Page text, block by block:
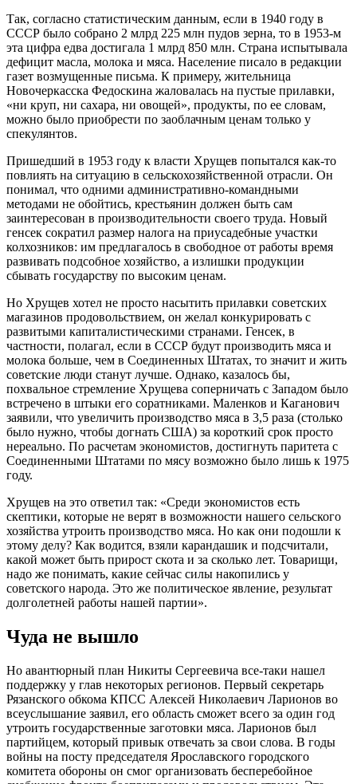
Так, согласно статистическим данным, если в 1940 году в
СССР было собрано 2 млрд 225 млн пудов зерна, то в 1953-м
эта цифра едва достигала 1 млрд 850 млн. Страна испытывала
дефицит масла, молока и мяса. Население писало в редакции
газет возмущенные письма. К примеру, жительница
Новочеркасска Федоскина жаловалась на пустые прилавки,
«ни круп, ни сахара, ни овощей», продукты, по ее словам,
можно было приобрести по заоблачным ценам только у
спекулянтов.
Пришедший в 1953 году к власти Хрущев попытался как-то
повлиять на ситуацию в сельскохозяйственной отрасли. Он
понимал, что одними административно-командными
методами не обойтись, крестьянин должен быть сам
заинтересован в производительности своего труда. Новый
генсек сократил размер налога на приусадебные участки
колхозников: им предлагалось в свободное от работы время
развивать подсобное хозяйство, а излишки продукции
сбывать государству по высоким ценам.
Но Хрущев хотел не просто насытить прилавки советских
магазинов продовольствием, он желал конкурировать с
развитыми капиталистическими странами. Генсек, в
частности, полагал, если в СССР будут производить мяса и
молока больше, чем в Соединенных Штатах, то значит и жить
советские люди станут лучше. Однако, казалось бы,
похвальное стремление Хрущева соперничать с Западом было
встречено в штыки его соратниками. Маленков и Каганович
заявили, что увеличить производство мяса в 3,5 раза (столько
было нужно, чтобы догнать США) за короткий срок просто
нереально. По расчетам экономистов, достигнуть паритета с
Соединенными Штатами по мясу возможно было лишь к 1975
году.
Хрущев на это ответил так: «Среди экономистов есть
скептики, которые не верят в возможности нашего сельского
хозяйства утроить производство мяса. Но как они подошли к
этому делу? Как водится, взяли карандашик и подсчитали,
какой может быть прирост скота и за сколько лет. Товарищи,
надо же понимать, какие сейчас силы накопились у
советского народа. Это же политическое явление, результат
долголетней работы нашей партии».
Чуда не вышло
Но авантюрный план Никиты Сергеевича все-таки нашел
поддержку у глав некоторых регионов. Первый секретарь
Рязанского обкома КПСС Алексей Николаевич Ларионов во
всеуслышание заявил, его область сможет всего за один год
утроить государственные заготовки мяса. Ларионов был
партийцем, который привык отвечать за свои слова. В годы
войны на посту председателя Ярославского городского
комитета обороны он смог организовать бесперебойное